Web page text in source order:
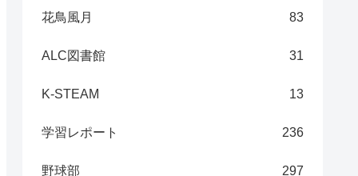
花鳥風月 83
ALC図書館 31
K-STEAM 13
学習レポート 236
野球部 297